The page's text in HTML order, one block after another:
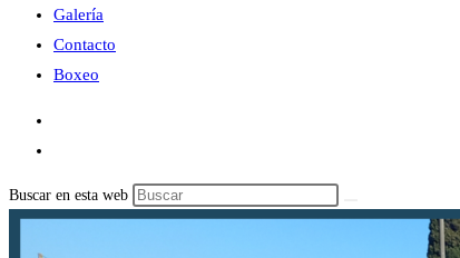
Galería
Contacto
Boxeo
Buscar en esta web